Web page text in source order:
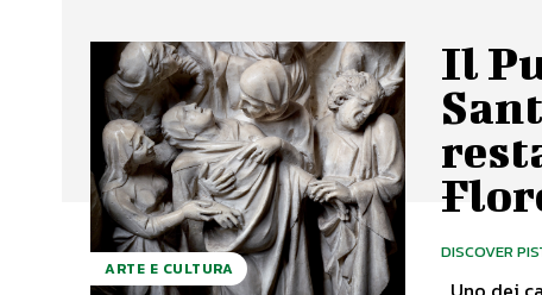
ARTE E CULTURA
Il
DISCOVER